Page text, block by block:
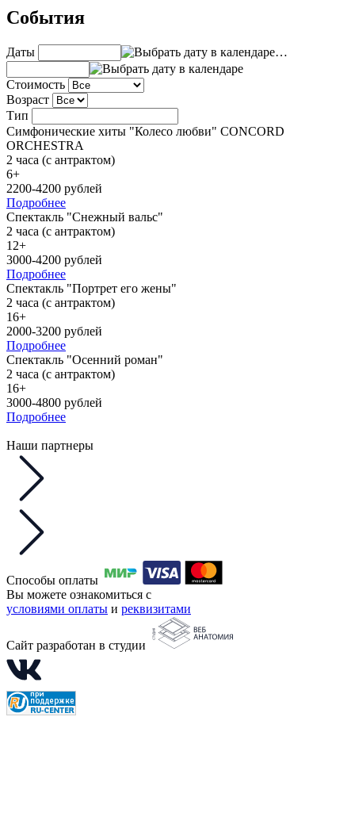
События
Даты …
Стоимость
Возраст
Тип
Симфонические хиты "Колесо любви" CONCORD
ORCHESTRA
2 часа (с антрактом)
6+
2200-4200 рублей
Подробнее
Спектакль "Снежный вальс"
2 часа (с антрактом)
12+
3000-4200 рублей
Подробнее
Спектакль "Портрет его жены"
2 часа (с антрактом)
16+
2000-3200 рублей
Подробнее
Спектакль "Осенний роман"
2 часа (с антрактом)
16+
3000-4800 рублей
Подробнее
Наши партнеры
Способы оплаты
Вы можете ознакомиться с
условиями оплаты и реквизитами
Сайт разработан в студии